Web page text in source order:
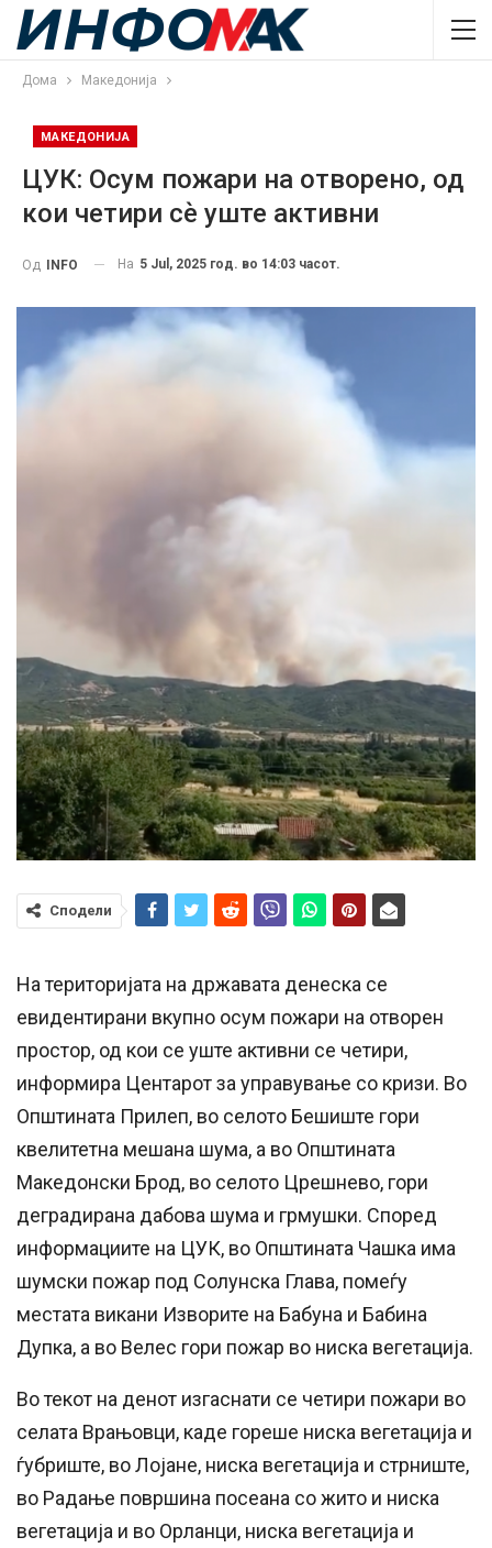
Дома Македонија
МАКЕДОНИЈА
ЦУК: Осум пожари на отворено, од
кои четири сѐ уште активни
Од INFO На 5 Jul, 2025 год. во 14:03 часот.
Сподели
На територијата на државата денеска се
евидентирани вкупно осум пожари на отворен
простор, од кои се уште активни се четири,
информира Центарот за управување со кризи. Во
Општината Прилеп, во селото Бешиште гори
квелитетна мешана шума, а во Општината
Македонски Брод, во селото Црешнево, гори
деградирана дабова шума и грмушки. Според
информациите на ЦУК, во Општината Чашка има
шумски пожар под Солунска Глава, помеѓу
местата викани Изворите на Бабуна и Бабина
Дупка, а во Велес гори пожар во ниска вегетација.
Во текот на денот изгаснати се четири пожари во
селата Врањовци, каде гореше ниска вегетација и
ѓубриште, во Лојане, ниска вегетација и стрниште,
во Радање површина посеана со жито и ниска
вегетација и во Орланци, ниска вегетација и